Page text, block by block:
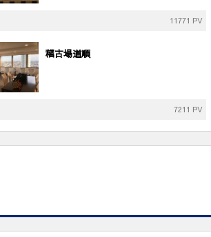
11771 PV
稽古場道順
7211 PV